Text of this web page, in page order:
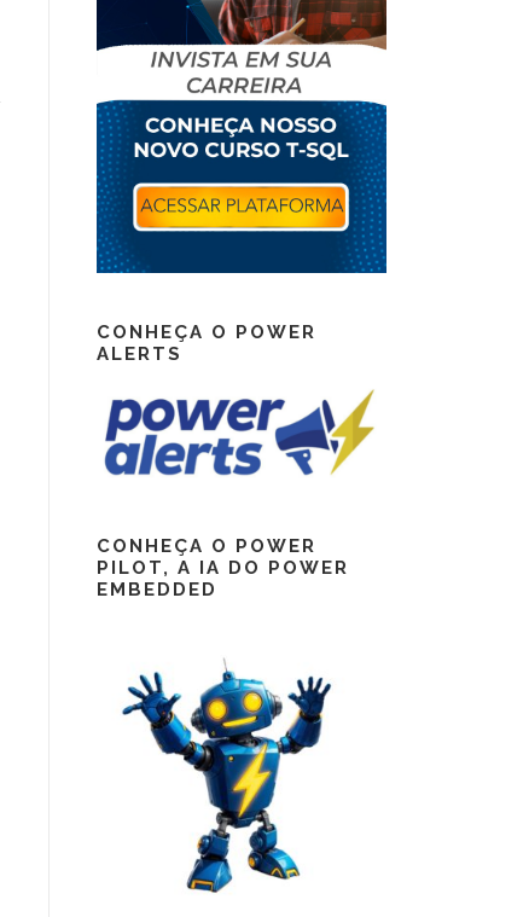
CONHEÇA O POWER
ALERTS
CONHEÇA O POWER
PILOT, A IA DO POWER
EMBEDDED